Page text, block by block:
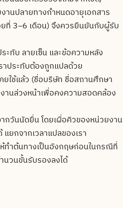
านปลายทางกำหนดอายุเอกสาร
ที่ 3–6 เดือน) จึงควรยืนยันกับผู้รับ
ะทับ ลายเซ็น และข้อความหลัง
ประทับต้องถูกแปลด้วย
ยใช้แล้ว (ชื่อบริษัท ชื่อสถานศึกษา
านล่วงหน้าเพื่อคงความสอดคล้อง
กวันนัดยื่น โดยเผื่อคิวของหน่วยงาน
แยกจากเวลาแปลของเรา
ห้ทำต้นทางเป็นอังกฤษก่อนในกรณีที่
นวนขั้นรับรองลงได้